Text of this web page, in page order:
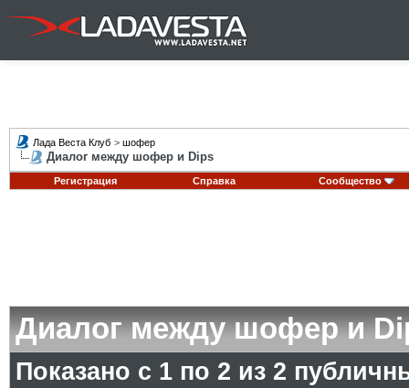
Лада Веста Клуб > шофер
Диалог между шофер и Dips
Регистрация Справка Сообщество
Диалог между шофер и
Показано с 1 по 2 из 2